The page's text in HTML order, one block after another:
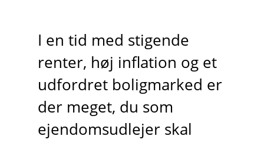
I en tid med stigende
renter, høj inflation og et
udfordret boligmarked er
der meget, du som
ejendomsudlejer skal